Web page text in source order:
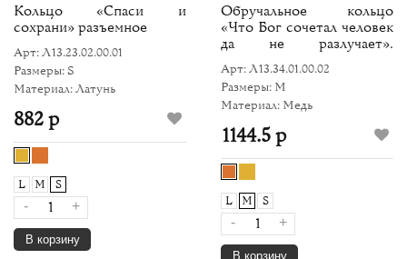
Кольцо «Спаси и
сохрани» разъемное
Арт: Л13.23.02.00.01
Размеры: S
Материал: Латунь
882 р
L M S
- +
В корзину
Обручальное кольцо
«Что Бог сочетал человек
да не разлучает».
Арт: Л13.34.01.00.02
Размеры: M
Материал: Медь
1144.5 р
L M S
- +
В корзину